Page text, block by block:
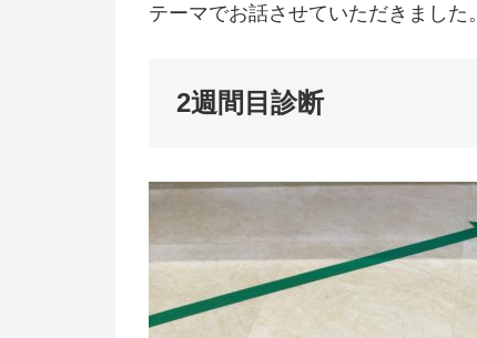
テーマでお話させていただきました。
2週間目診断